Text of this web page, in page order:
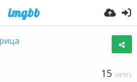
15 VIEWS